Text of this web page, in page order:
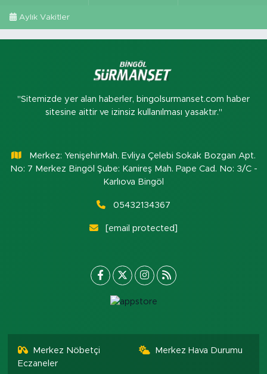
Aylık Vakitler
"Sitemizde yer alan haberler, bingolsurmanset.com haber
sitesine aittir ve izinsiz kullanılması yasaktır."
Merkez: YenişehirMah. Evliya Çelebi Sokak Bozgan Apt.
No: 7 Merkez Bingöl Şube: Kanireş Mah. Pape Cad. No: 3/C -
Karlıova Bingöl
05432134367
[email protected]
Merkez Nöbetçi
Eczaneler
Merkez Hava Durumu